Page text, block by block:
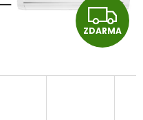
Z
D
A
ZDARMA